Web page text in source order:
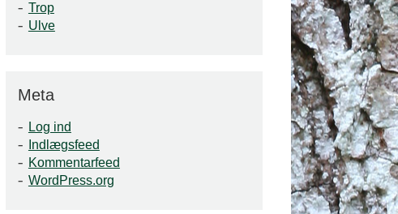
Trop
Ulve
Meta
Log ind
Indlægsfeed
Kommentarfeed
WordPress.org